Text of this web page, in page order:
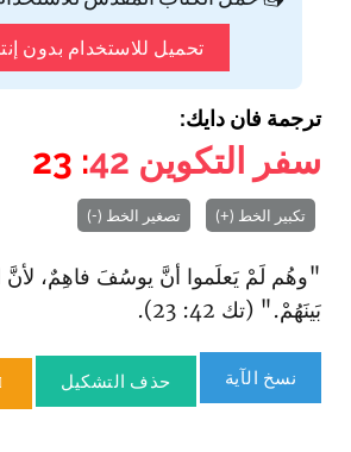
تحميل للاستخدام بدون
ترجمة فان دايك:
سفر التكوين 42
: 23
تكبير الخط (+) تصغير الخط (-)
"وهُم لَمْ يَعلَموا أنَّ يوسُفَ فاهِمٌ، لأنَّ
بَينَهُمْ." (تك 42: 23).
نسخ الآية حذف التشكيل